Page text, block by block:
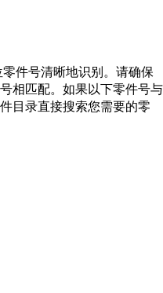
件号清晰地识别。请确保
相匹配。如果以下零件号与
目录直接搜索您需要的零